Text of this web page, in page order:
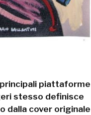
piattaforme
stesso definisce
dalla cover originale